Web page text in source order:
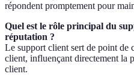
répondent promptement pour
Quel est le rôle principal du
réputation ?
Le support client sert de point de
client, influençant directement la
client.